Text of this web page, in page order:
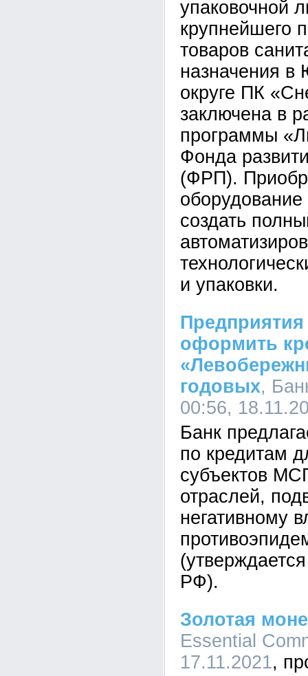
упаковочной
крупнейшего
товаров
назначения
округе ПК
заключена в
программы
Фонда
(ФРП).
создать
и упаковки.
оформить
годовых,
00:56,
Банк
по кредитам
субъектов
отраслей,
негативному
РФ).
Золотая
Essential
17.11.2021